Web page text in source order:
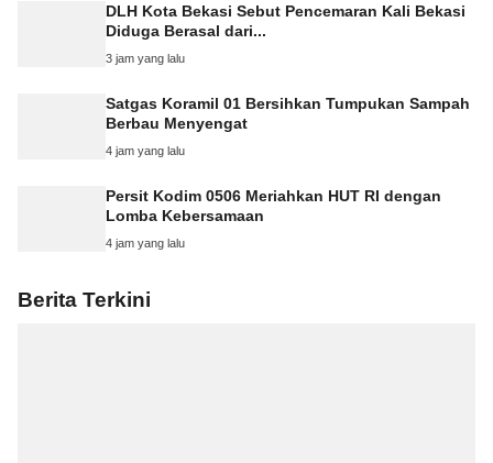
DLH Kota Bekasi Sebut Pencemaran Kali Bekasi
Diduga Berasal dari...
3 jam yang lalu
Satgas Koramil 01 Bersihkan Tumpukan Sampah
Berbau Menyengat
4 jam yang lalu
Persit Kodim 0506 Meriahkan HUT RI dengan
Lomba Kebersamaan
4 jam yang lalu
Berita Terkini